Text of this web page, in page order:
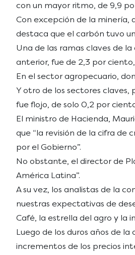
con un mayor ritmo, de 9,9
Con excepción de la minería,
destaca que el carbón tuvo
Una de las ramas claves de
anterior, fue de 2,3 por
En el sector agropecuario,
Y otro de los sectores claves,
fue flojo, de solo 0,2 por
El ministro de Hacienda,
que “la revisión de la cifra
por el Gobierno”.
No obstante, el director de
América Latina”.
A su vez, los analistas de la
nuestras expectativas de
Café, la estrella del agro y la
Luego de los duros años de
incrementos de los precios